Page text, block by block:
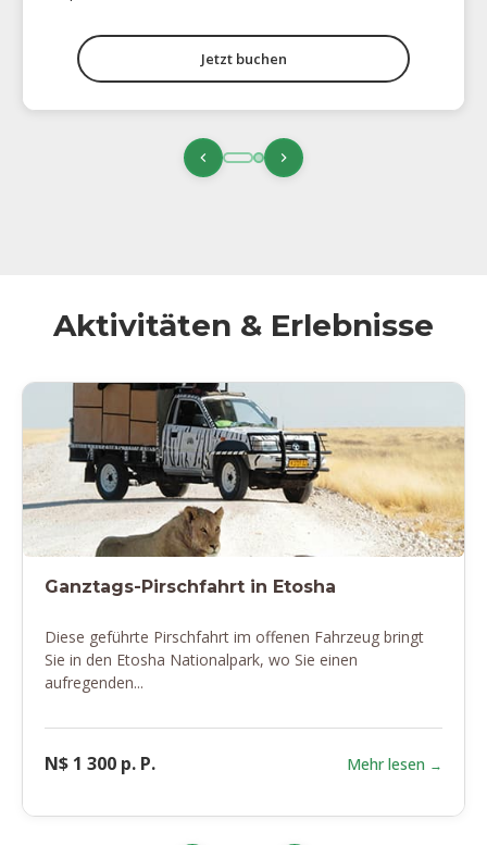
Jetzt buchen
Aktivitäten & Erlebnisse
Ganztags-Pirschfahrt in Etosha
Diese geführte Pirschfahrt im offenen Fahrzeug bringt
Sie in den Etosha Nationalpark, wo Sie einen
aufregenden...
N$ 1 300 p. P. Mehr lesen